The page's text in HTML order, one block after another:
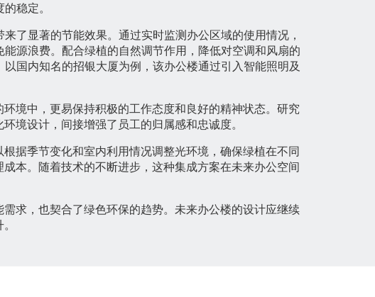
稳定。
了显著的节能效果。通过实时监测办公区域的使用情况，
源浪费。配合绿植的自然调节作用，降低对空调和风扇的
国内知名的招银大厦为例，该办公楼通过引入智能照明及
境中，更易保持积极的工作态度和良好的精神状态。研究
境设计，间接增强了员工的归属感和忠诚度。
据季节变化和室内利用情况调整光环境，确保绿植在不同
本。随着技术的不断进步，这种集成方案在未来办公空间
求，也契合了绿色环保的趋势。未来办公楼的设计应继续